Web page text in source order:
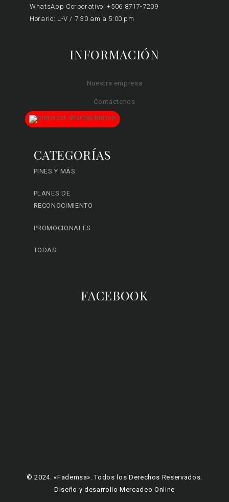
WhatsApp Corporativo: +506 8717-7209
Horario: L-V / 7:30 am a 5:00 pm
INFORMACIÓN
Nuestra empresa
Contáctenos
CATEGORÍAS
PINES Y MÁS
PLANES DE
RECONOCIMIENTO
PROMOCIONALES
TODAS
FACEBOOK
© 2024. «Fademsa». Todos los Derechos Reservados.
Diseño y desarrollo Mercadeo Online